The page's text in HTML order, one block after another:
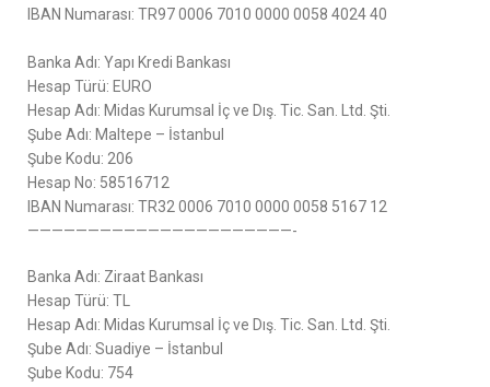
IBAN Numarası: TR97 0006 7010 0000 0058 4024 40
Banka Adı: Yapı Kredi Bankası
Hesap Türü: EURO
Hesap Adı: Midas Kurumsal İç ve Dış. Tic. San. Ltd. Şti.
Şube Adı: Maltepe – İstanbul
Şube Kodu: 206
Hesap No: 58516712
IBAN Numarası: TR32 0006 7010 0000 0058 5167 12
——————————————————————-
Banka Adı: Ziraat Bankası
Hesap Türü: TL
Hesap Adı: Midas Kurumsal İç ve Dış. Tic. San. Ltd. Şti.
Şube Adı: Suadiye – İstanbul
Şube Kodu: 754